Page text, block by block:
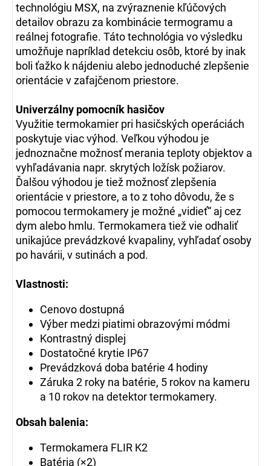
technológiu MSX, na zvýraznenie kľúčových
detailov obrazu za kombinácie termogramu a
reálnej fotografie. Táto technológia vo výsledku
umožňuje napríklad detekciu osôb, ktoré by inak
boli ťažko k nájdeniu alebo jednoduché zlepšenie
orientácie v zafajčenom priestore.
Univerzálny pomocník hasičov
Využitie termokamier pri hasičských operáciách
poskytuje viac výhod. Veľkou výhodou je
jednoznačne možnosť merania teploty objektov a
vyhľadávania napr. skrytých ložísk požiarov.
Ďalšou výhodou je tiež možnosť zlepšenia
orientácie v priestore, a to z toho dôvodu, že s
pomocou termokamery je možné „vidieť“ aj cez
dym alebo hmlu. Termokamera tiež vie odhaliť
unikajúce prevádzkové kvapaliny, vyhľadať osoby
po havárii, v sutinách a pod.
Vlastnosti:
Cenovo dostupná
Výber medzi piatimi obrazovými módmi
Kontrastný displej
Dostatočné krytie IP67
Prevádzková doba batérie 4 hodiny
Záruka 2 roky na batérie, 5 rokov na kameru
a 10 rokov na detektor termokamery.
Obsah balenia:
Termokamera FLIR K2
Batéria (×2)